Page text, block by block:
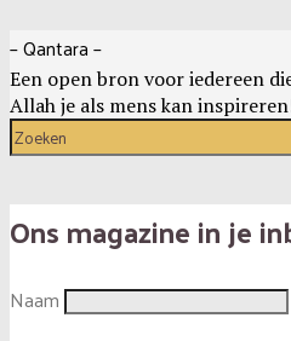
– Qantara –
Een open bron voor iedereen
Allah je als mens kan
Ons magazine in je
Naam